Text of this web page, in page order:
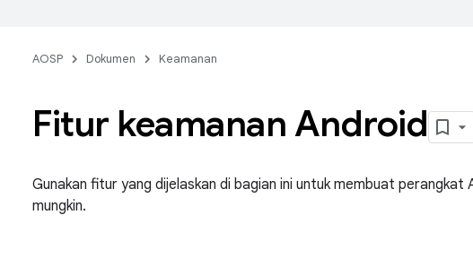
AOSP Dokumen Keamanan
Fitur keamanan Android
Gunakan fitur yang dijelaskan di bagian ini untuk membuat perangkat
mungkin.